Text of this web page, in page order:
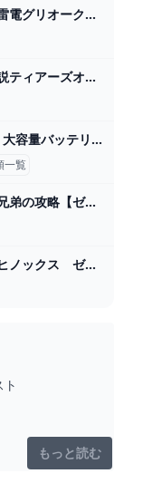
【ティアキン】キビナ湖南の雷電グリオーク ゼルダの伝説ティアーズオブザキングダム #ゼルダの伝説 #ティアキン #shorts - YouTube
ティアキン攻略｜ゼルダの伝説ティアーズオブザキングダム - ゲームウィズ
【ティアキン】大容量バッテリーの入手場所と使い方【ゼルダの伝説ティアーズオブザキングダム】
一覧
【ティアキン】洞窟の巨人三兄弟の攻略【ゼルダの伝説ティアーズオブザキングダム】｜ゲームエイト
【ティアキン】ベーレ平原のヒノックス ゼルダの伝説ティアーズ オブ ザ キングダム #ゼルダの伝説 #ティアキン #zelda #shorts - YouTube
もっと読む